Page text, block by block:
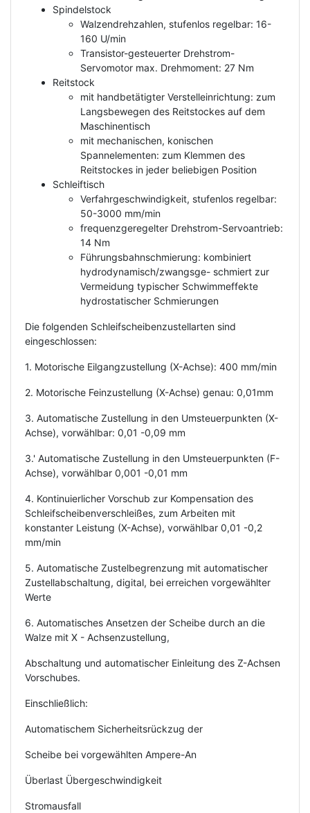
Spindelstock
Walzendrehzahlen, stufenlos regelbar: 16-
160 U/min
Transistor-gesteuerter Drehstrom-
Servomotor max. Drehmoment: 27 Nm
Reitstock
mit handbetätigter Verstelleinrichtung: zum
Langsbewegen des Reitstockes auf dem
Maschinentisch
mit mechanischen, konischen
Spannelementen: zum Klemmen des
Reitstockes in jeder beliebigen Position
Schleiftisch
Verfahrgeschwindigkeit, stufenlos regelbar:
50-3000 mm/min
frequenzgeregelter Drehstrom-Servoantrieb:
14 Nm
Führungsbahnschmierung: kombiniert
hydrodynamisch/zwangsge- schmiert zur
Vermeidung typischer Schwimmeffekte
hydrostatischer Schmierungen
Die folgenden Schleifscheibenzustellarten sind
eingeschlossen:
1. Motorische Eilgangzustellung (X-Achse): 400 mm/min
2. Motorische Feinzustellung (X-Achse) genau: 0,01mm
3. Automatische Zustellung in den Umsteuerpunkten (X-
Achse), vorwählbar: 0,01 -0,09 mm
3.' Automatische Zustellung in den Umsteuerpunkten (F-
Achse), vorwählbar 0,001 -0,01 mm
4. Kontinuierlicher Vorschub zur Kompensation des
Schleifscheibenverschleißes, zum Arbeiten mit
konstanter Leistung (X-Achse), vorwählbar 0,01 -0,2
mm/min
5. Automatische Zustelbegrenzung mit automatischer
Zustellabschaltung, digital, bei erreichen vorgewählter
Werte
6. Automatisches Ansetzen der Scheibe durch an die
Walze mit X - Achsenzustellung,
Abschaltung und automatischer Einleitung des Z-Achsen
Vorschubes.
Einschließlich:
Automatischem Sicherheitsrückzug der
Scheibe bei vorgewählten Ampere-An
Überlast Übergeschwindigkeit
Stromausfall